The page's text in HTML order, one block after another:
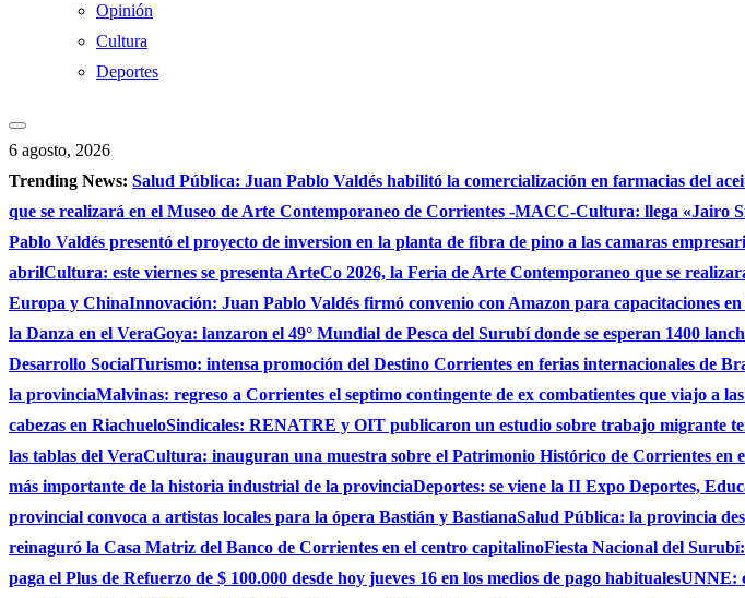
Opinión
Cultura
Deportes
6 agosto, 2026
Trending News: Salud Pública: Juan Pablo Valdés habilitó la comercialización en farmacias del
que se realizará en el Museo de Arte Contemporaneo de Corrientes -MACC-Cultura: llega «Jairo
Pablo Valdés presentó el proyecto de inversion en la planta de fibra de pino a las camaras
abrilCultura: este viernes se presenta ArteCo 2026, la Feria de Arte Contemporaneo que se
Europa y ChinaInnovación: Juan Pablo Valdés firmó convenio con Amazon para capacitaciones
la Danza en el VeraGoya: lanzaron el 49° Mundial de Pesca del Surubí donde se esperan 1400
Desarrollo SocialTurismo: intensa promoción del Destino Corrientes en ferias internacionales de
la provinciaMalvinas: regreso a Corrientes el septimo contingente de ex combatientes que viajo a
cabezas en RiachueloSindicales: RENATRE y OIT publicaron un estudio sobre trabajo migrante
las tablas del VeraCultura: inauguran una muestra sobre el Patrimonio Histórico de Corrientes en
más importante de la historia industrial de la provinciaDeportes: se viene la II Expo Deportes,
provincial convoca a artistas locales para la ópera Bastián y BastianaSalud Pública: la provincia
reinaguró la Casa Matriz del Banco de Corrientes en el centro capitalinoFiesta Nacional del
paga el Plus de Refuerzo de $ 100.000 desde hoy jueves 16 en los medios de pago habitualesUNNE: